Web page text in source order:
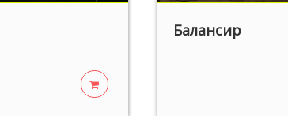
Балансир